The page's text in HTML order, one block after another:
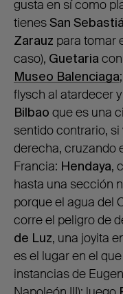
gusta en sí como
tienesSan
Zarauz para tomar
caso), Guetaria
Museo Balenciaga
flysch al atardecer
Bilbao que es una
sentido contrario,
derecha, cruzando
Francia: Hendaya,
hasta una sección
porque el agua del
corre el peligro de
de Luz, una joyita
es el lugar en el
instancias de